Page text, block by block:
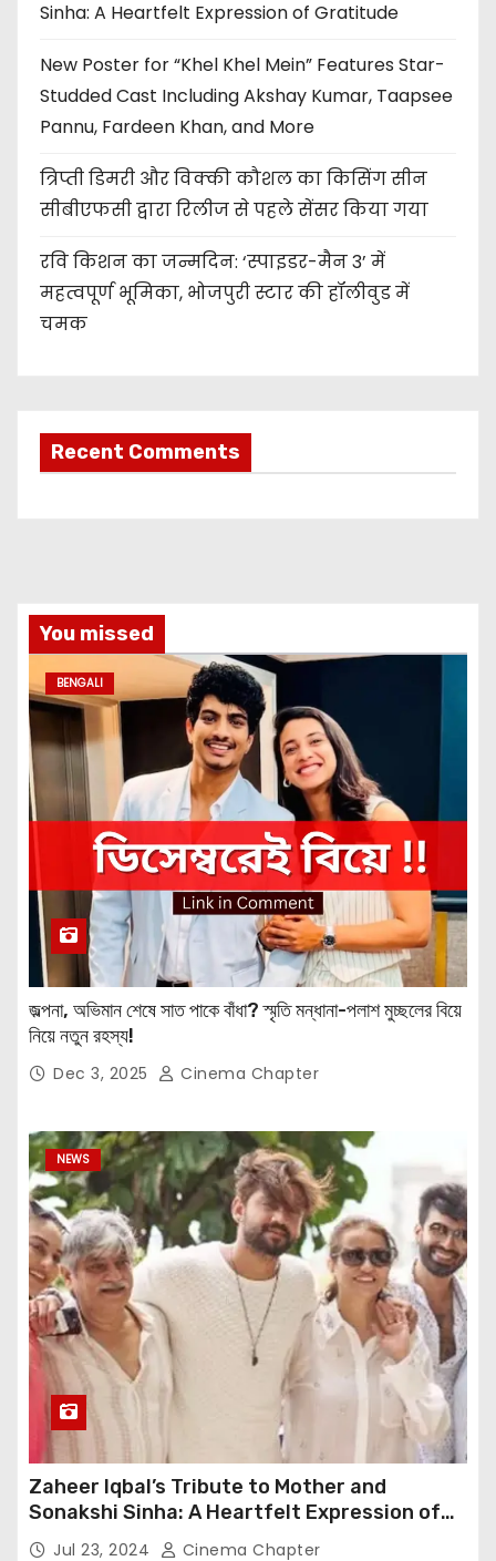
Sinha: A Heartfelt Expression of Gratitude
New Poster for “Khel Khel Mein” Features Star-
Studded Cast Including Akshay Kumar, Taapsee
Pannu, Fardeen Khan, and More
त्रिप्ती डिमरी और विक्की कौशल का किसिंग सीन
सीबीएफसी द्वारा रिलीज से पहले सेंसर किया गया
रवि किशन का जन्मदिन: ‘स्पाइडर-मैन 3’ में
महत्वपूर्ण भूमिका, भोजपुरी स्टार की हॉलीवुड में
चमक
Recent Comments
You missed
BENGALI
জল্পনা, অভিমান শেষে সাত পাকে বাঁধা? স্মৃতি মন্ধানা-পলাশ মুচ্ছলের বিয়ে
নিয়ে নতুন রহস্য!
Dec 3, 2025 Cinema Chapter
NEWS
Zaheer Iqbal’s Tribute to Mother and
Sonakshi Sinha: A Heartfelt Expression of
Gratitude
Jul 23, 2024 Cinema Chapter